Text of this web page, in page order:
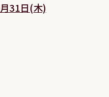
31日(木)